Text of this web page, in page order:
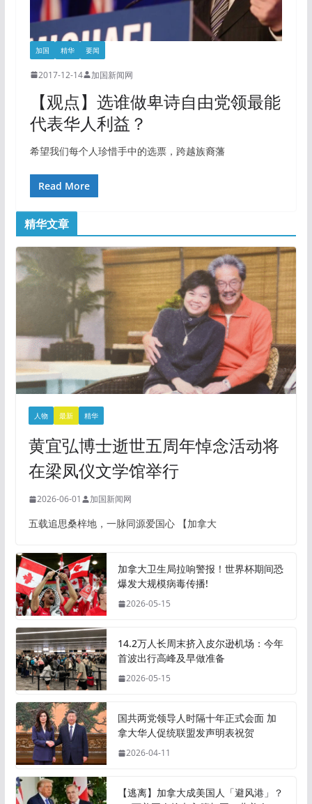
加国 精华 要闻
2017-12-14 加国新闻网
【观点】选谁做卑诗自由党领最能
代表华人利益？
希望我们每个人珍惜手中的选票，跨越族裔藩
Read More
精华文章
人物 最新 精华
黄宜弘博士逝世五周年悼念活动将
在梁凤仪文学馆举行
2026-06-01 加国新闻网
五载追思桑梓地，一脉同源爱国心 【加拿大
加拿大卫生局拉响警报！世界杯期间恐
爆发大规模病毒传播!
2026-05-15
14.2万人长周末挤入皮尔逊机场：今年
首波出行高峰及早做准备
2026-05-15
国共两党领导人时隔十年正式会面 加
拿大华人促统联盟发声明表祝贺
2026-04-11
【逃离】加拿大成美国人「避风港」？